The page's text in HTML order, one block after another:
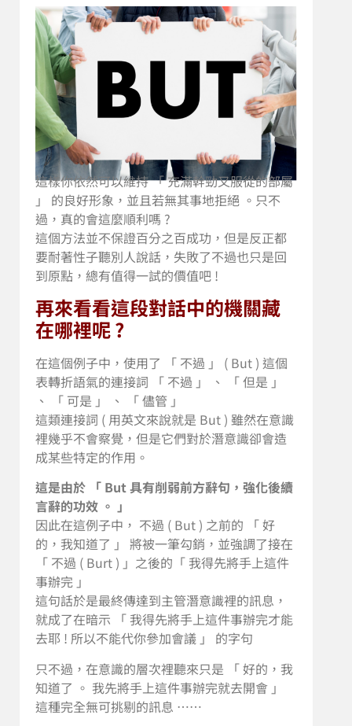
這樣你依然可以維持 「 充滿幹勁又服從的部屬
」 的良好形象，並且若無其事地拒絕 。只不
過，真的會這麼順利嗎 ?
這個方法並不保證百分之百成功，但是反正都
要耐著性子聽別人說話，失敗了不過也只是回
到原點，總有值得一試的價值吧 !
再來看看這段對話中的機關藏
在哪裡呢 ?
在這個例子中，使用了 「 不過 」 ( But ) 這個
表轉折語氣的連接詞 「 不過 」 、 「 但是 」
、 「 可是 」 、 「 儘管 」
這類連接詞 ( 用英文來說就是 But ) 雖然在意識
裡幾乎不會察覺，但是它們對於潛意識卻會造
成某些特定的作用。
這是由於 「 But 具有削弱前方辭句，強化後續
言辭的功效 。 」
因此在這例子中， 不過 ( But ) 之前的 「 好
的，我知道了 」 將被一筆勾銷，並強調了接在
「 不過 ( Burt ) 」之後的「 我得先將手上這件
事辦完 」
這句話於是最終傳達到主管潛意識裡的訊息，
就成了在暗示 「 我得先將手上這件事辦完才能
去耶 ! 所以不能代你參加會議 」 的字句
只不過，在意識的層次裡聽來只是 「 好的，我
知道了 。 我先將手上這件事辦完就去開會 」
這種完全無可挑剔的訊息 ……